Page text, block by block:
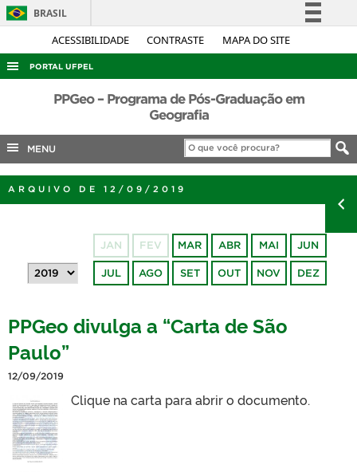
ACESSIBILIDADE CONTRASTE MAPA DO SITE
BRASIL
Simplifique!
Acesso à informação
Legislação
Canais
PORTAL UFPEL
ACESSO À INFORMAÇÃO
COBALTO
CONCURSOS
PORTARIAS
PPGeo – Programa de Pós-Graduação em
Geografia
MENU
ARQUIVO DE 12/09/2019
JAN FEV MAR ABR MAI JUN
JUL AGO SET OUT NOV DEZ
PPGeo divulga a “Carta de São
Paulo”
12/09/2019
Clique na carta para abrir o documento.